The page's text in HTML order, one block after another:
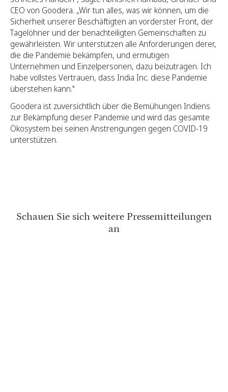
CEO von Goodera. „Wir tun alles, was wir können, um die
Sicherheit unserer Beschäftigten an vorderster Front, der
Tagelöhner und der benachteiligten Gemeinschaften zu
gewährleisten. Wir unterstützen alle Anforderungen derer,
die die Pandemie bekämpfen, und ermutigen
Unternehmen und Einzelpersonen, dazu beizutragen. Ich
habe vollstes Vertrauen, dass India Inc. diese Pandemie
überstehen kann."
Goodera ist zuversichtlich über die Bemühungen Indiens
zur Bekämpfung dieser Pandemie und wird das gesamte
Ökosystem bei seinen Anstrengungen gegen COVID-19
unterstützen.
Schauen Sie sich weitere Pressemitteilungen
an